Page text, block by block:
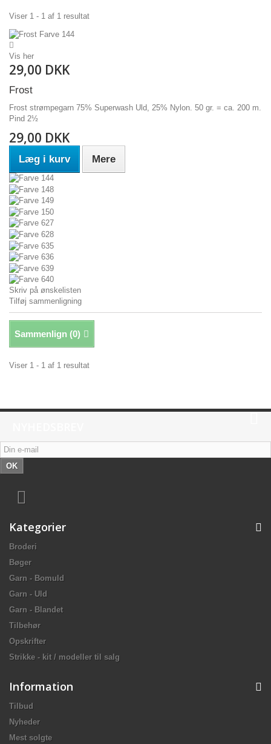
Viser 1 - 1 af 1 resultat
Vis her
29,00 DKK
Frost
Frost strømpegarn 75% Superwash Uld, 25% Nylon. 50 gr. = ca. 200 m.
Pind 2½
29,00 DKK
Læg i kurv Mere
Skriv på ønskelisten
Tilføj sammenligning
Sammenlign (0)
Viser 1 - 1 af 1 resultat
OK
Kategorier
Broderi
Bøger
Garn - Bomuld
Garn - Uld
Garn - Blandet
Tilbehør
Opskrifter
Strikke - kit / modeller til salg
Information
Tilbud
Nyheder
Mest solgte